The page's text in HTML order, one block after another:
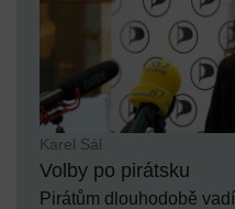
Karel Sál
Volby po pirátsku
Pirátům dlouhodobě